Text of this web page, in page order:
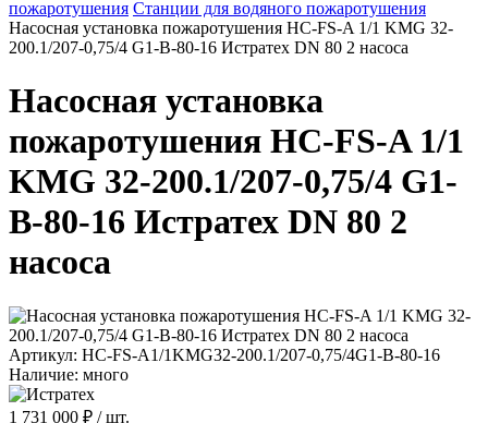
пожаротушения Станции для водяного пожаротушения
Насосная установка пожаротушения HC-FS-A 1/1 KMG 32-
200.1/207-0,75/4 G1-B-80-16 Истратех DN 80 2 насоса
Насосная установка
пожаротушения HC-FS-A 1/1
KMG 32-200.1/207-0,75/4 G1-
B-80-16 Истратех DN 80 2
насоса
Артикул: HC-FS-A1/1KMG32-200.1/207-0,75/4G1-B-80-16
Наличие: много
1 731 000 ₽ / шт.